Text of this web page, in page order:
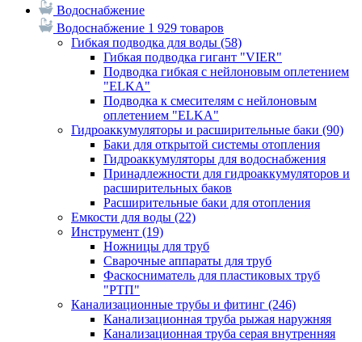
Водоснабжение
Водоснабжение 1 929 товаров
Гибкая подводка для воды (58)
Гибкая подводка гигант "VIER"
Подводка гибкая с нейлоновым оплетением
"ELKA"
Подводка к смесителям с нейлоновым
оплетением "ELKA"
Гидроаккумуляторы и расширительные баки (90)
Баки для открытой системы отопления
Гидроаккумуляторы для водоснабжения
Принадлежности для гидроаккумуляторов и
расширительных баков
Расширительные баки для отопления
Емкости для воды (22)
Инструмент (19)
Ножницы для труб
Сварочные аппараты для труб
Фаскосниматель для пластиковых труб
"РТП"
Канализационные трубы и фитинг (246)
Канализационная труба рыжая наружняя
Канализационная труба серая внутренняя